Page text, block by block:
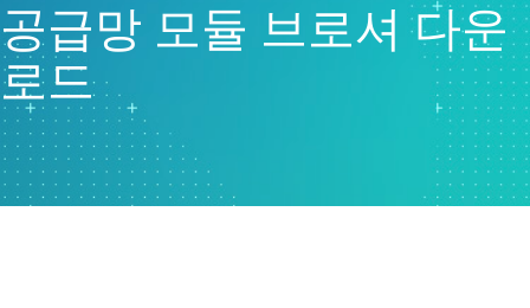
공급망 모듈 브로셔 다운
로드